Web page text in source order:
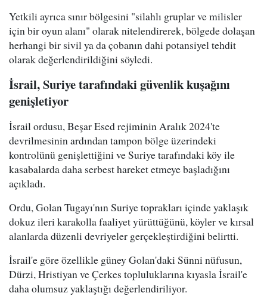
Yetkili ayrıca sınır bölgesini "silahlı gruplar ve milisler
için bir oyun alanı" olarak nitelendirerek, bölgede dolaşan
herhangi bir sivil ya da çobanın dahi potansiyel tehdit
olarak değerlendirildiğini söyledi.
İsrail, Suriye tarafındaki güvenlik kuşağını
genişletiyor
İsrail ordusu, Beşar Esed rejiminin Aralık 2024'te
devrilmesinin ardından tampon bölge üzerindeki
kontrolünü genişlettiğini ve Suriye tarafındaki köy ile
kasabalarda daha serbest hareket etmeye başladığını
açıkladı.
Ordu, Golan Tugayı'nın Suriye toprakları içinde yaklaşık
dokuz ileri karakolla faaliyet yürüttüğünü, köyler ve kırsal
alanlarda düzenli devriyeler gerçekleştirdiğini belirtti.
İsrail'e göre özellikle güney Golan'daki Sünni nüfusun,
Dürzi, Hristiyan ve Çerkes topluluklarına kıyasla İsrail'e
daha olumsuz yaklaştığı değerlendiriliyor.